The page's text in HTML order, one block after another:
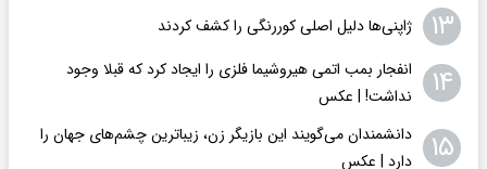
۱۳ ژاپنی‌ها دلیل اصلی کوررنگی را کشف کردند
۱۴
انفجار بمب اتمی هیروشیما فلزی را ایجاد کرد که قبلا وجود
نداشت! | عکس
۱۵
دانشمندان می‌گویند این بازیگر زن، زیباترین چشم‌های جهان را
دارد | عکس